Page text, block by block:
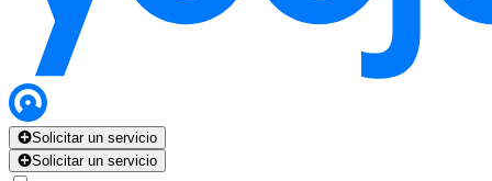
Solicitar un servicio
Solicitar un servicio